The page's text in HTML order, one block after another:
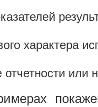
характера
или